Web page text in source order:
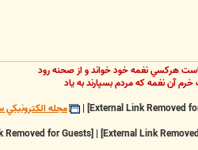
هرکسي نغمه خود خواند و از صحنه رود
آن نغمه که مردم بسپارند به ياد
|
مجله الکترونيکي
|
[External Link Removed for Guests]